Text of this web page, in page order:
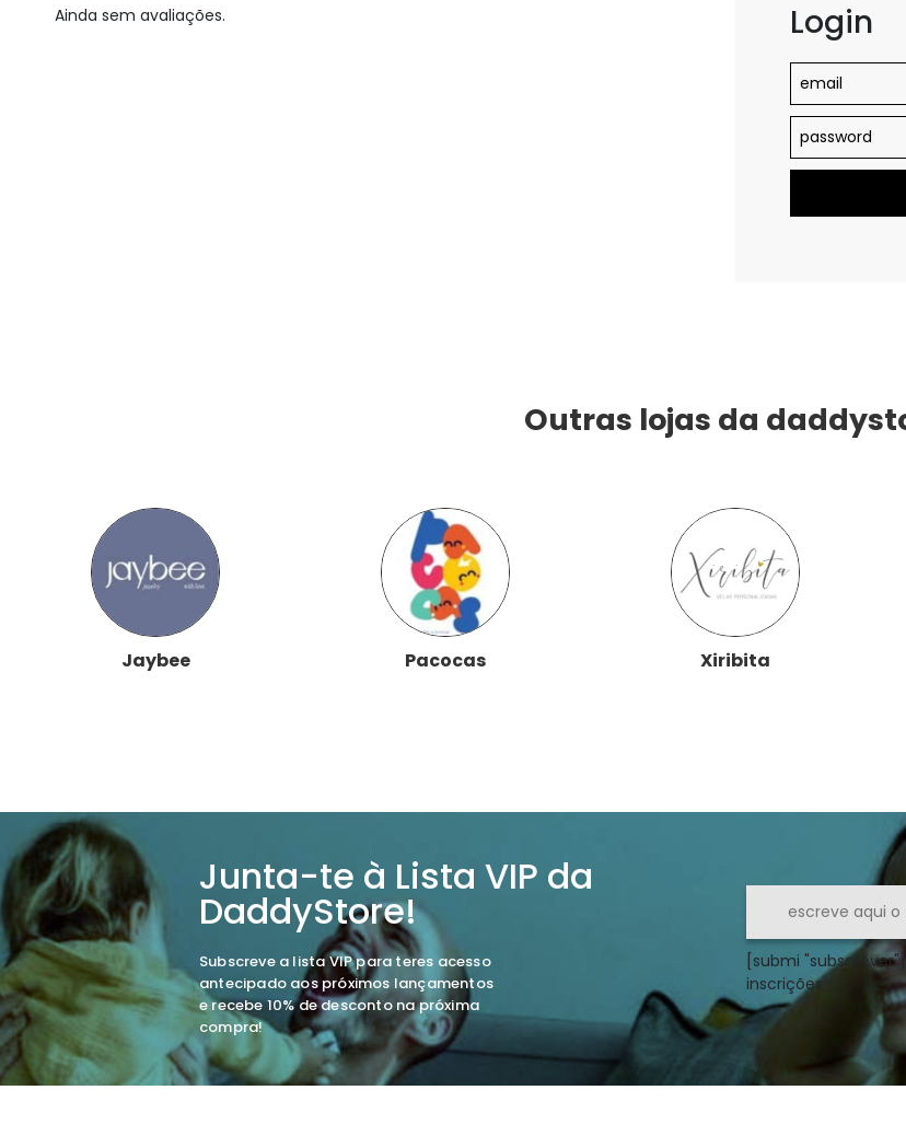
Ainda sem avaliações. Login
Outras lojas da
Jaybee Pacocas Xiribita
Junta-te à Lista VIP da
DaddyStore!
Subscreve a lista VIP para teres acesso
antecipado aos próximos lançamentos
e recebe 10% de desconto na próxima
compra!
[submi
inscrições